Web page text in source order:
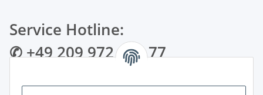
Service Hotline:
✆ +49 209 972 995 77